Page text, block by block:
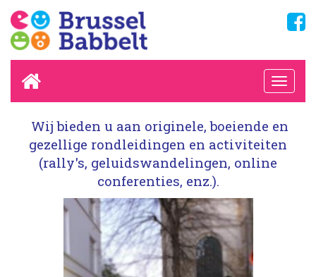
Wij bieden u aan originele, boeiende en
gezellige rondleidingen en activiteiten
(rally's, geluidswandelingen, online
conferenties, enz.).